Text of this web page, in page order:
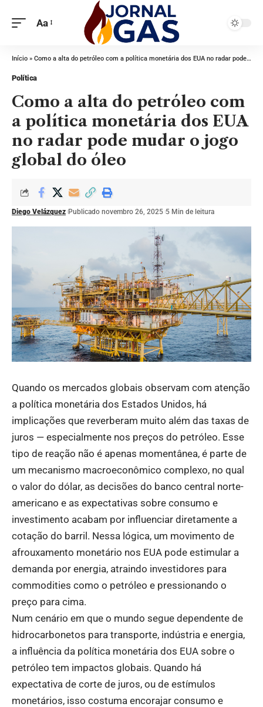
Aa
Início » Como a alta do petróleo com a política monetária dos EUA no radar pode mudar o jogo global do óleo
Política
Como a alta do petróleo com
a política monetária dos EUA
no radar pode mudar o jogo
global do óleo
Diego Velázquez Publicado novembro 26, 2025 5 Min de leitura
Quando os mercados globais observam com atenção
a política monetária dos Estados Unidos, há
implicações que reverberam muito além das taxas de
juros — especialmente nos preços do petróleo. Esse
tipo de reação não é apenas momentânea, é parte de
um mecanismo macroeconômico complexo, no qual
o valor do dólar, as decisões do banco central norte-
americano e as expectativas sobre consumo e
investimento acabam por influenciar diretamente a
cotação do barril. Nessa lógica, um movimento de
afrouxamento monetário nos EUA pode estimular a
demanda por energia, atraindo investidores para
commodities como o petróleo e pressionando o
preço para cima.
Num cenário em que o mundo segue dependente de
hidrocarbonetos para transporte, indústria e energia,
a influência da política monetária dos EUA sobre o
petróleo tem impactos globais. Quando há
expectativa de corte de juros, ou de estímulos
monetários, isso costuma encorajar consumo e